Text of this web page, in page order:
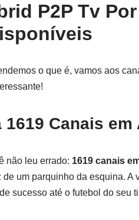
P2P Tv
o que é, vamos aos
1619 Canais
não leu errado: 1619 canais
de um parquinho da esquina.
sucesso até o futebol do seu